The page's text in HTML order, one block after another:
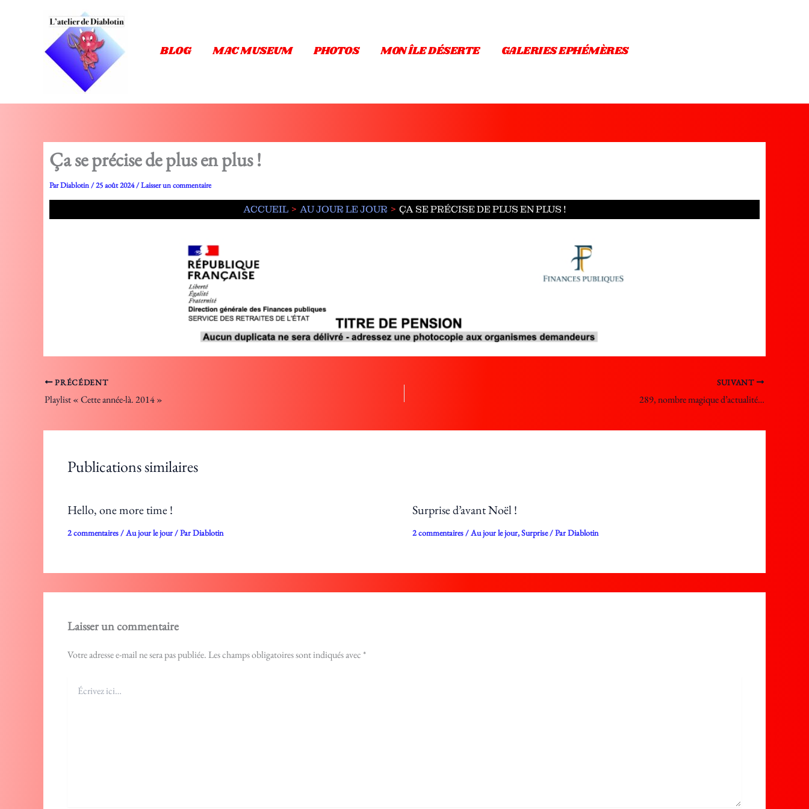
BLOG MAC MUSEUM PHOTOS MON ÎLE DÉSERTE GALERIES EPHÉMÈRES
Ça se précise de plus en plus !
ParDiablotin/25 août 2024/Laisser un commentaire
ACCUEIL AU JOUR LE JOUR ÇA SE PRÉCISE DE PLUS EN PLUS !
PRÉCÉDENT
Playlist « Cette année-là. 2014 »
SUIVANT
289, nombre magique d’actualité…
Publications similaires
Hello, one more time !
2 commentaires/Au jour le jour/ ParDiablotin
Surprise d’avant Noël !
2 commentaires/Au jour le jour,Surprise/ ParDiablotin
Laisser un commentaire
Votre adresse e-mail ne sera pas publiée.Les champs obligatoires sont indiqués avec *
ici…